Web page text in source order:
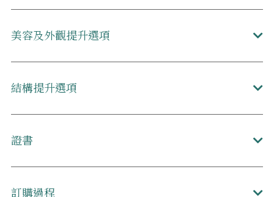
美容及外觀提升選項
結構提升選項
證書
訂購過程